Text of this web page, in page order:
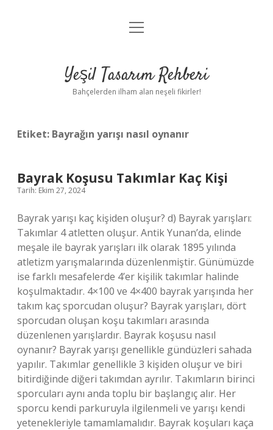
Anasayfa
Yasal Uyarı
menüyü
Yeşil Tasarım Rehberi
Bahçelerden ilham alan neşeli fikirler!
Etiket: Bayrağın yarışı nasıl oynanır
Bayrak Koşusu Takımlar Kaç Kişi
Tarih: Ekim 27, 2024
Bayrak yarışı kaç kişiden oluşur? d) Bayrak yarışları:
Takımlar 4 atletten oluşur. Antik Yunan’da, elinde
meşale ile bayrak yarışları ilk olarak 1895 yılında
atletizm yarışmalarında düzenlenmiştir. Günümüzde
ise farklı mesafelerde 4’er kişilik takımlar halinde
koşulmaktadır. 4×100 ve 4×400 bayrak yarışında her
takım kaç sporcudan oluşur? Bayrak yarışları, dört
sporcudan oluşan koşu takımları arasında
düzenlenen yarışlardır. Bayrak koşusu nasıl
oynanır? Bayrak yarışı genellikle gündüzleri sahada
yapılır. Takımlar genellikle 3 kişiden oluşur ve biri
bitirdiğinde diğeri takımdan ayrılır. Takımların birinci
sporcuları aynı anda toplu bir başlangıç ​​alır. Her
sporcu kendi parkuruyla ilgilenmeli ve yarışı kendi
yetenekleriyle tamamlamalıdır. Bayrak koşuları kaça